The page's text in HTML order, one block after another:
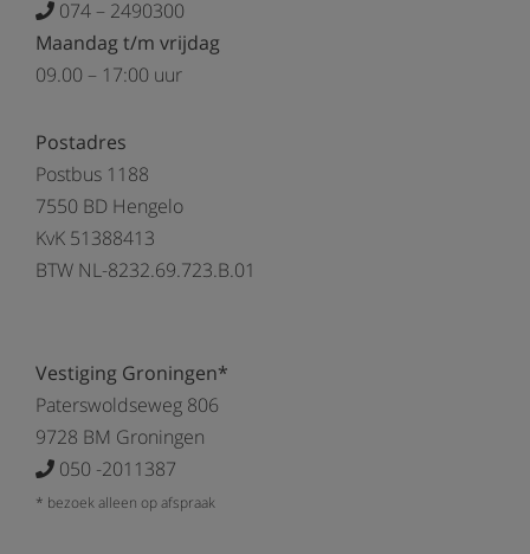
074 – 2490300
Maandag t/m vrijdag
09.00 – 17:00 uur
Postadres
Postbus 1188
7550 BD Hengelo
KvK 51388413
BTW NL-8232.69.723.B.01
Vestiging Groningen*
Paterswoldseweg 806
9728 BM Groningen
050 -2011387
* bezoek alleen op afspraak